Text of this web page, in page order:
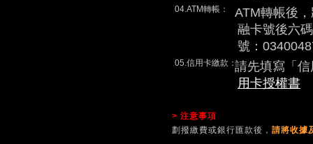
04.ATM轉帳：
ATM轉帳後
融卡號後六
號：
05.信用卡繳款：請先填寫「
用卡授權書
> 注意事項
劃撥繳費或銀行匯款後， 請將收據